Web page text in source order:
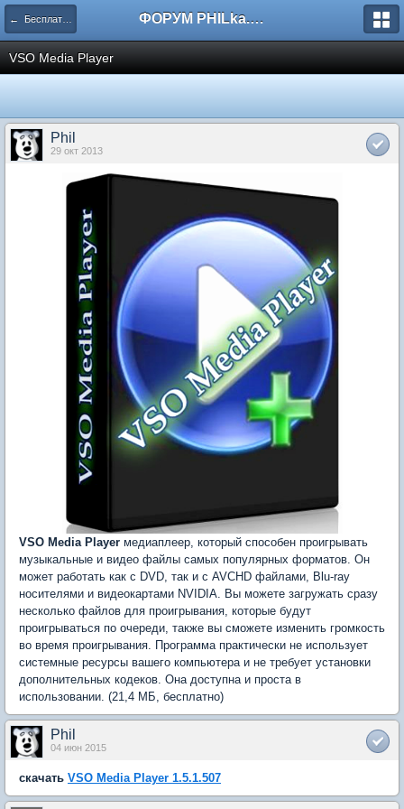
← Бесплатные программы ФОРУМ PHILka.RU
VSO Media Player
Phil
29 окт 2013
VSO Media Player медиаплеер, который способен проигрывать
музыкальные и видео файлы самых популярных форматов. Он
может работать как с DVD, так и с AVCHD файлами, Blu-ray
носителями и видеокартами NVIDIA. Вы можете загружать сразу
несколько файлов для проигрывания, которые будут
проигрываться по очереди, также вы сможете изменить громкость
во время проигрывания. Программа практически не использует
системные ресурсы вашего компьютера и не требует установки
дополнительных кодеков. Она доступна и проста в
использовании. (21,4 МБ, бесплатно)
Phil
04 июн 2015
скачать VSO Media Player 1.5.1.507